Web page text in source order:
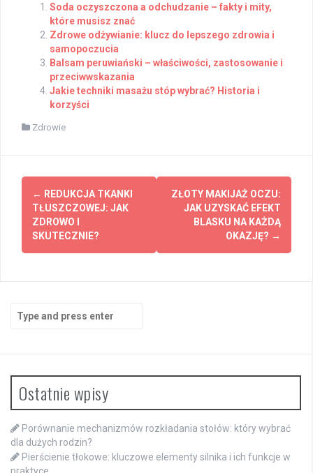
Soda oczyszczona a odchudzanie – fakty i mity,
które musisz znać
Zdrowe odżywianie: klucz do lepszego zdrowia i
samopoczucia
Balsam peruwiański – właściwości, zastosowanie i
przeciwwskazania
Jakie techniki masażu stóp wybrać? Historia i
korzyści
Zdrowie
Post
navigation
← REDUKCJA TKANKI
TŁUSZCZOWEJ: JAK
ZDROWO I
SKUTECZNIE?
ZŁOTY MAKIJAŻ OCZU:
JAK UZYSKAĆ EFEKT
BLASKU NA KAŻDĄ
OKAZJĘ? →
Search
for:
Ostatnie wpisy
Porównanie mechanizmów rozkładania stołów: który wybrać
dla dużych rodzin?
Pierścienie tłokowe: kluczowe elementy silnika i ich funkcje w